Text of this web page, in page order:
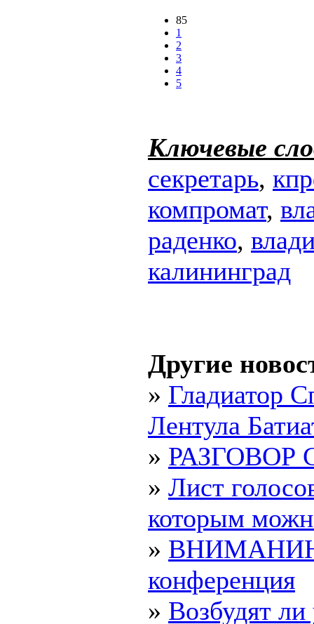
85
1
2
3
4
5
Ключевые
секретарь,
компромат,
раденко,
калининград
Другие
» Гладиатор
Лентула
»
» Лист
которым
» ВНИМАНИЮ
конференция
» Возбудят